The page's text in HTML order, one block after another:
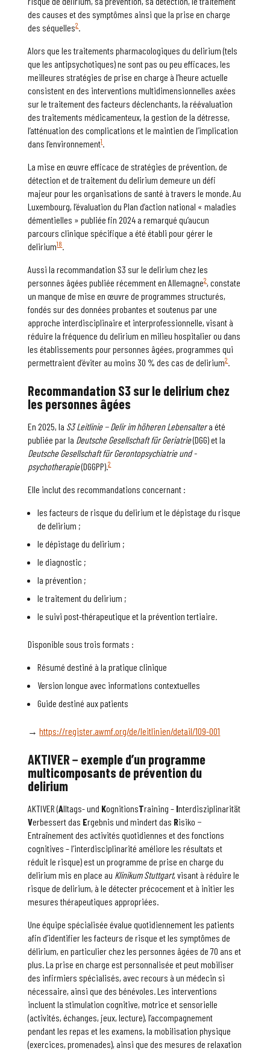
des causes et des symptômes ainsi que la prise en charge
des séquelles2.
Alors que les traitements pharmacologiques du delirium (tels
que les antipsychotiques) ne sont pas ou peu efficaces, les
meilleures stratégies de prise en charge à l’heure actuelle
consistent en des interventions multidimensionnelles axées
sur le traitement des facteurs déclenchants, la réévaluation
des traitements médicamenteux, la gestion de la détresse,
l’atténuation des complications et le maintien de l’implication
dans l’environnement1.
La mise en œuvre efficace de stratégies de prévention, de
détection et de traitement du delirium demeure un défi
majeur pour les organisations de santé à travers le monde. Au
Luxembourg, l’évaluation du Plan d’action national « maladies
démentielles » publiée fin 2024 a remarqué qu’aucun
parcours clinique spécifique a été établi pour gérer le
delirium18.
Aussi la recommandation S3 sur le delirium chez les
personnes âgées publiée récemment en Allemagne2, constate
un manque de mise en œuvre de programmes structurés,
fondés sur des données probantes et soutenus par une
approche interdisciplinaire et interprofessionnelle, visant à
réduire la fréquence du delirium en milieu hospitalier ou dans
les établissements pour personnes âgées, programmes qui
permettraient d’éviter au moins 30 % des cas de delirium2.
Recommandation S3 sur ledeliriumchez
les personnes âgées
En 2025, la S3 Leitlinie −Delir im höheren Lebensaltera été
publiée par la Deutsche Gesellschaft für Geriatrie(DGG) et la
Deutsche Gesellschaft für Gerontopsychiatrie und -
psychotherapie(DGGPP).2
Elle inclut des recommandations concernant :
les facteurs de risque du delirium et le dépistage du risque
de delirium ;
le dépistage du delirium ;
le diagnostic ;
la prévention ;
le traitement du delirium ;
le suivi post-thérapeutique et la prévention tertiaire.
Disponible sous trois formats :
Résumé destiné à la pratique clinique
Version longue avec informations contextuelles
Guide destiné aux patients
→https://register.awmf.org/de/leitlinien/detail/109-001
AKTIVER− exemple d’un programme
multicomposants de prévention du
delirium
AKTIVER (Alltags- und KognitionsTraining – Interdisziplinarität
Verbessert das Ergebnis und mindert das Risiko −
Entraînement des activités quotidiennes et des fonctions
cognitives – l’interdisciplinarité améliore les résultats et
réduit le risque) est un programme de prise en charge du
delirium mis en place au Klinikum Stuttgart, visant à réduire le
risque de delirium, à le détecter précocement et à initier les
mesures thérapeutiques appropriées.
Une équipe spécialisée évalue quotidiennement les patients
afin d’identifier les facteurs de risque et les symptômes de
délirium, en particulier chez les personnes âgées de 70 ans et
plus. La prise en charge est personnalisée et peut mobiliser
des infirmiers spécialisés, avec recours à un médecin si
nécessaire, ainsi que des bénévoles. Les interventions
incluent la stimulation cognitive, motrice et sensorielle
(activités, échanges, jeux, lecture), l’accompagnement
pendant les repas et les examens, la mobilisation physique
(exercices, promenades), ainsi que des mesures de relaxation